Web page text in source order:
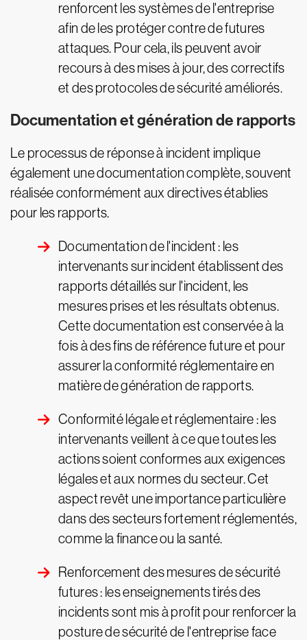
renforcent les systèmes de l'entreprise
afin de les protéger contre de futures
attaques. Pour cela, ils peuvent avoir
recours à des mises à jour, des correctifs
et des protocoles de sécurité améliorés.
Documentation et génération de rapports
Le processus de réponse à incident implique
également une documentation complète, souvent
réalisée conformément aux directives établies
pour les rapports.
Documentation de l'incident : les
intervenants sur incident établissent des
rapports détaillés sur l'incident, les
mesures prises et les résultats obtenus.
Cette documentation est conservée à la
fois à des fins de référence future et pour
assurer la conformité réglementaire en
matière de génération de rapports.
Conformité légale et réglementaire : les
intervenants veillent à ce que toutes les
actions soient conformes aux exigences
légales et aux normes du secteur. Cet
aspect revêt une importance particulière
dans des secteurs fortement réglementés,
comme la finance ou la santé.
Renforcement des mesures de sécurité
futures : les enseignements tirés des
incidents sont mis à profit pour renforcer la
posture de sécurité de l'entreprise face